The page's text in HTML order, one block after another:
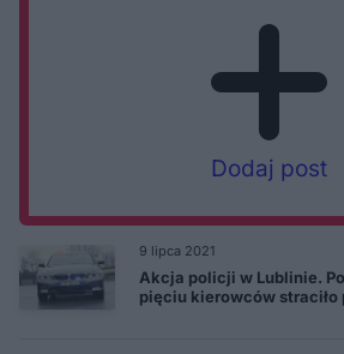
9 lipca 2021
Akcja policji w Lublinie.
pięciu kierowców straciło
Dodaj post